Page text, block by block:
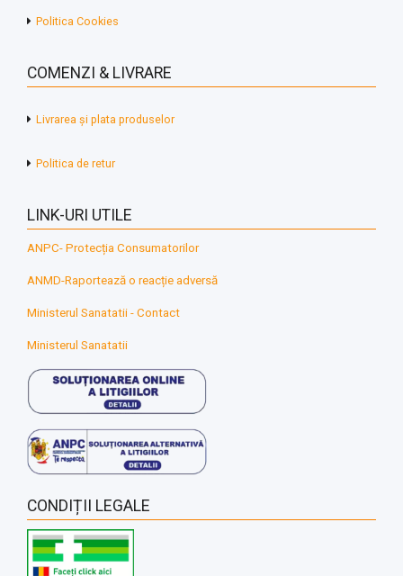
Politica Cookies
COMENZI & LIVRARE
Livrarea și plata produselor
Politica de retur
LINK-URI UTILE
ANPC- Protecția Consumatorilor
ANMD-Raportează o reacție adversă
Ministerul Sanatatii - Contact
Ministerul Sanatatii
CONDIȚII LEGALE